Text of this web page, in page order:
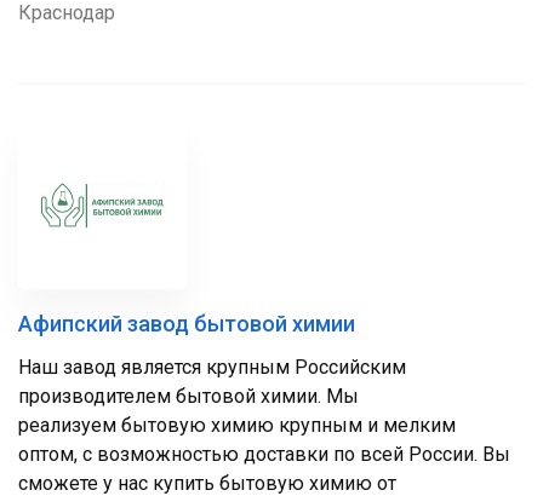
Краснодар
Афипский завод бытовой химии
Наш завод является крупным Российским
производителем бытовой химии. Мы
реализуем бытовую химию крупным и мелким
оптом, с возможностью доставки по всей России. Вы
сможете у нас купить бытовую химию от